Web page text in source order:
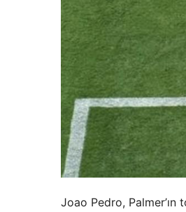
Joao Pedro,